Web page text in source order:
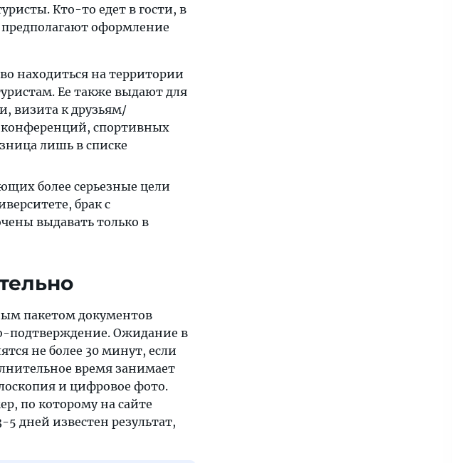
Кто-то едет в гости, в
предполагают оформление
находиться на территории
Ее также выдают для
визита к друзьям/
спортивных
лишь в списке
более серьезные цели
брак с
выдавать только в
пакетом документов
подтверждение. Ожидание в
не более 30 минут, если
время занимает
и цифровое фото.
по которому на сайте
дней известен результат,